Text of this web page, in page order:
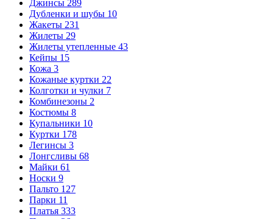
Джинсы 289
Дубленки и шубы 10
Жакеты 231
Жилеты 29
Жилеты утепленные 43
Кейпы 15
Кожа 3
Кожаные куртки 22
Колготки и чулки 7
Комбинезоны 2
Костюмы 8
Купальники 10
Куртки 178
Легинсы 3
Лонгсливы 68
Майки 61
Носки 9
Пальто 127
Парки 11
Платья 333